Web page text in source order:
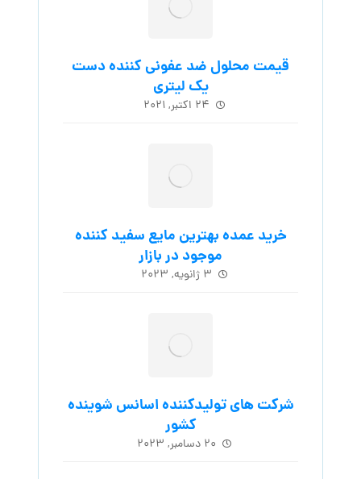
قیمت محلول ضد عفونی کننده دست
یک لیتری
۲۴ اکتبر, ۲۰۲۱
خرید عمده بهترین مایع سفید کننده
موجود در بازار
۳ ژانویه, ۲۰۲۳
شرکت های تولیدکننده اسانس شوینده
کشور
۲۰ دسامبر, ۲۰۲۳